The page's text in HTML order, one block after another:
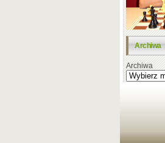
Archiwa
Archiwa